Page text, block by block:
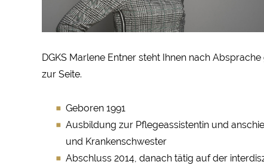
DGKS Marlene Entner steht Ihnen nach
zur Seite.
Geboren 1991
Ausbildung zur Pflegeassistentin und
und Krankenschwester
Abschluss 2014, danach tätig auf der